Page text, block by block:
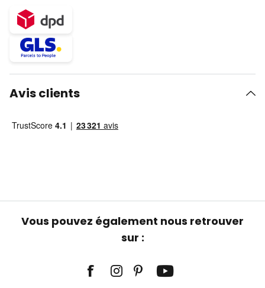
Avis clients
Vous pouvez également nous retrouver
sur :